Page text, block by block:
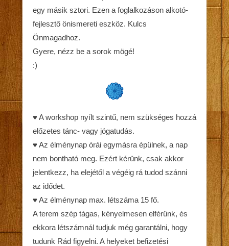
egy másik sztori. Ezen a foglalkozáson alkotó-
fejlesztő önismereti eszköz. Kulcs
Önmagadhoz.
Gyere, nézz be a sorok mögé!
:)
♥ A workshop nyílt szintű, nem szükséges hozzá
előzetes tánc- vagy jógatudás.
♥ Az élménynap órái egymásra épülnek, a nap
nem bontható meg. Ezért kérünk, csak akkor
jelentkezz, ha elejétől a végéig rá tudod szánni
az idődet.
♥ Az élménynap max. létszáma 15 fő.
A terem szép tágas, kényelmesen elférünk, és
ekkora létszámnál tudjuk még garantálni, hogy
tudunk Rád figyelni. A helyeket befizetési